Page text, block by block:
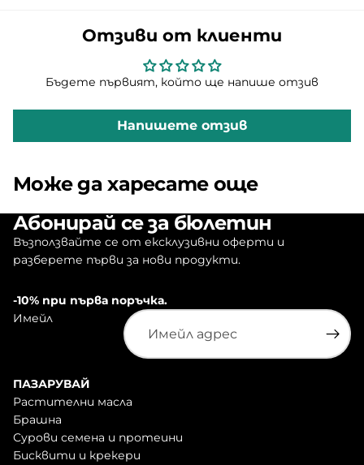
Отзиви от клиенти
Бъдете първият, който ще напише отзив
Напишете отзив
Може да харесате още
Абонирай се за бюлетин
Възползвайте се от ексклузивни оферти и
разберете първи за нови продукти.
-10% при първа поръчка.
Имейл
ПАЗАРУВАЙ
Растителни масла
Брашна
Сурови семена и протеини
Бисквити и крекери